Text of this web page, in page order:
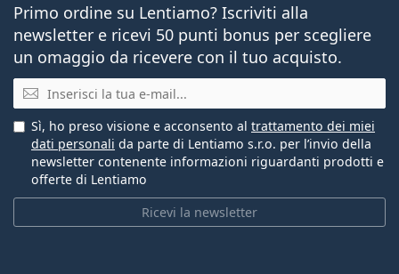
Primo ordine su Lentiamo? Iscriviti alla
newsletter e ricevi 50 punti bonus per scegliere
un omaggio da ricevere con il tuo acquisto.
E-mail
Ricevi la newsletter
Sì, ho preso visione e acconsento al trattamento dei miei
dati personali da parte di Lentiamo s.r.o. per l’invio della
newsletter contenente informazioni riguardanti prodotti e
offerte di Lentiamo